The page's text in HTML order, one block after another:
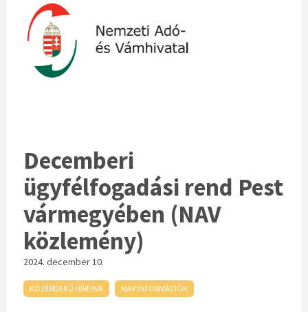
Decemberi
ügyfélfogadási rend Pest
vármegyében (NAV
közlemény)
2024. december 10.
KÖZÉRDEKŰ HÍREINK NAV INFORMÁCIÓK